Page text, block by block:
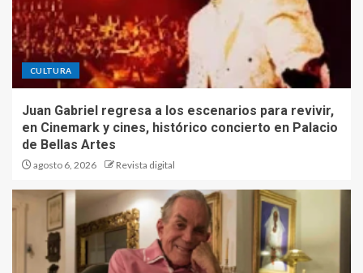
CULTURA
Juan Gabriel regresa a los escenarios para revivir,
en Cinemark y cines, histórico concierto en Palacio
de Bellas Artes
agosto 6, 2026 Revista digital